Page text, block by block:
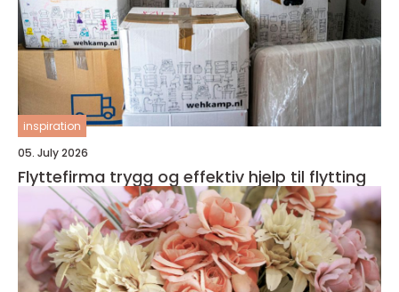
inspiration
05. July 2026
Flyttefirma trygg og effektiv hjelp til flytting